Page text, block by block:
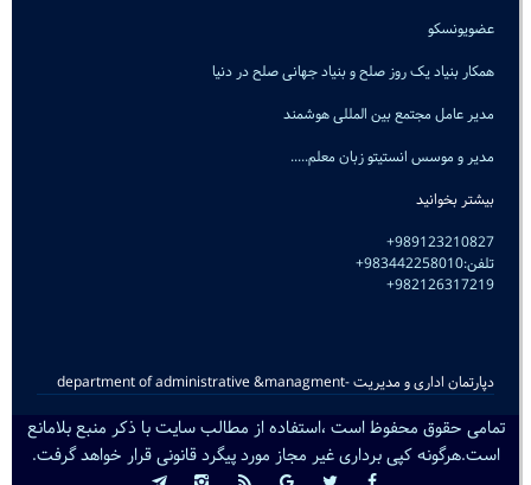
عضویونسکو
همکار بنیاد یک روز صلح و بنیاد جهانی صلح در دنیا
مدیر عامل مجتمع بین المللی هوشمند
مدیر و موسس انستیتو زبان معلم.....
بیشتر بخوانید
989123210827+
تلفن:983442258010+
982126317219+
دپارتمان اداری و مدیریت -department of administrative &managment
تمامی حقوق محفوظ است ،استفاده از مطالب سایت با ذکر منبع بلامانع
است.هرگونه کپی برداری غیر مجاز مورد پیگرد قانونی قرار خواهد گرفت.